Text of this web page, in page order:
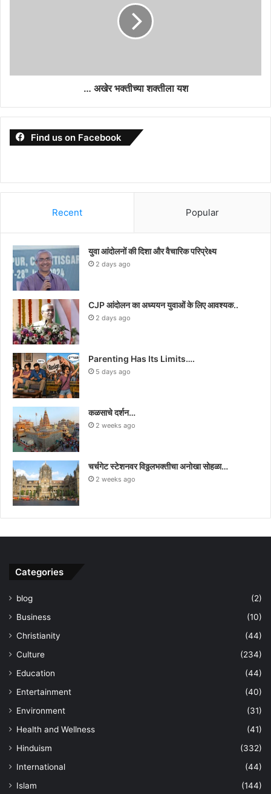
… अखेर भक्तीच्या शक्तीला यश
Find us on Facebook
Recent Popular
युवा आंदोलनों की दिशा और वैचारिक परिप्रेक्ष्य
2 days ago
CJP आंदोलन का अध्ययन युवाओं के लिए आवश्यक..
2 days ago
Parenting Has Its Limits….
5 days ago
कळसाचे दर्शन…
2 weeks ago
चर्चगेट स्टेशनवर विठ्ठलभक्तीचा अनोखा सोहळा…
2 weeks ago
Categories
blog
(2)
Business
(10)
Christianity
(44)
Culture
(234)
Education
(44)
Entertainment
(40)
Environment
(31)
Health and Wellness
(41)
Hinduism
(332)
International
(44)
Islam
(144)